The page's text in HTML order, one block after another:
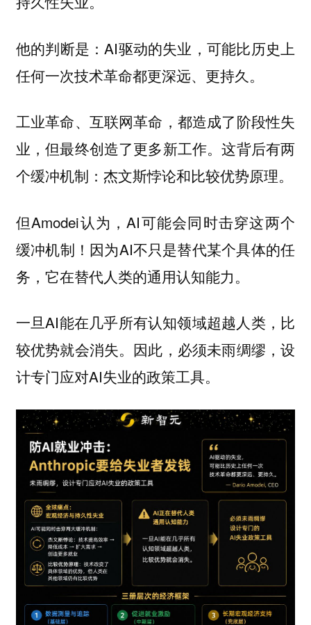
他的判断是：AI驱动的失业，可能比历史上
任何一次技术革命都更深远、更持久。
工业革命、互联网革命，都造成了阶段性失
业，但最终创造了更多新工作。这背后有两
个缓冲机制：杰文斯悖论和比较优势原理。
但Amodei认为，AI可能会同时击穿这两个
缓冲机制！因为AI不只是替代某个具体的任
务，它在替代人类的通用认知能力。
一旦AI能在几乎所有认知领域超越人类，比
较优势就会消失。因此，必须未雨绸缪，设
计专门应对AI失业的政策工具。